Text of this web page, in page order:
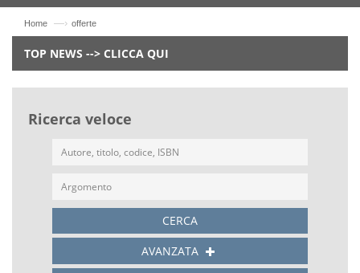
Home —› offerte
TOP NEWS --> CLICCA QUI
Ricerca veloce
CERCA
AVANZATA